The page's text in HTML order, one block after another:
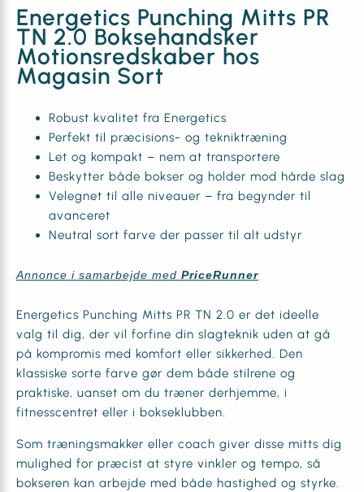
Energetics Punching Mitts PR
TN 2.0 Boksehandsker
Motionsredskaber hos
Magasin Sort
Robust kvalitet fra Energetics
Perfekt til præcisions- og tekniktræning
Let og kompakt – nem at transportere
Beskytter både bokser og holder mod hårde slag
Velegnet til alle niveauer – fra begynder til
avanceret
Neutral sort farve der passer til alt udstyr
Annonce i samarbejde med PriceRunner
Energetics Punching Mitts PR TN 2.0 er det ideelle
valg til dig, der vil forfine din slagteknik uden at gå
på kompromis med komfort eller sikkerhed. Den
klassiske sorte farve gør dem både stilrene og
praktiske, uanset om du træner derhjemme, i
fitnesscentret eller i bokseklubben.
Som træningsmakker eller coach giver disse mitts dig
mulighed for præcist at styre vinkler og tempo, så
bokseren kan arbejde med både hastighed og styrke.